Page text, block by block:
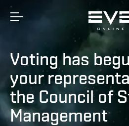
Voting has
your
the Council of
Management